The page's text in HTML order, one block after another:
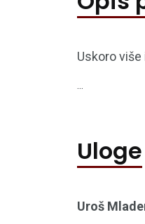
Uskoro
...
Uloge
Uroš